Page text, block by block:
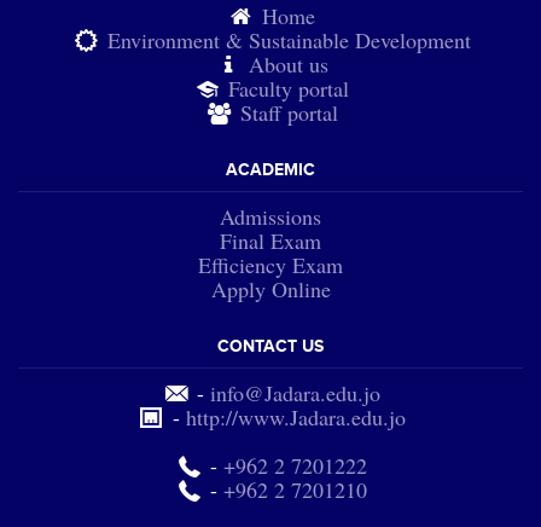
Home
Environment & Sustainable Development
About us
Faculty portal
Staff portal
ACADEMIC
Admissions
Final Exam
Efficiency Exam
Apply Online
CONTACT US
-info@Jadara.edu.jo
- http://www.Jadara.edu.jo
-+962 2 7201222
-+962 2 7201210